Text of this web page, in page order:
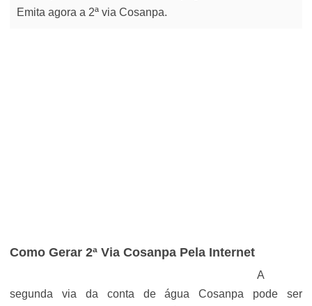
Emita agora a 2ª via Cosanpa.
Como Gerar 2ª Via Cosanpa Pela Internet
A
segunda via da conta de água Cosanpa pode ser